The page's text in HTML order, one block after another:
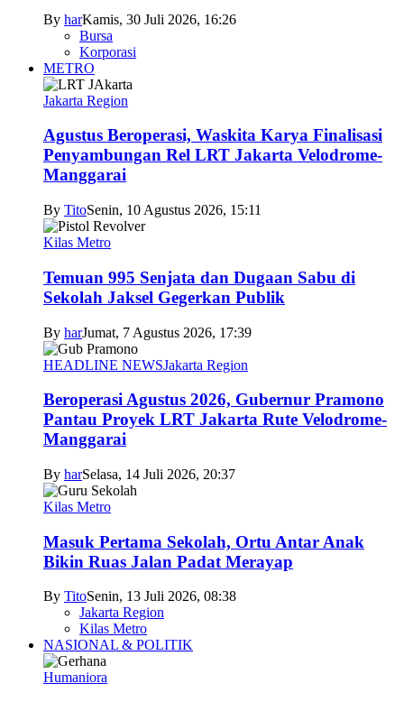
By harKamis, 30 Juli 2026, 16:26
Bursa
Korporasi
METRO
Jakarta Region
Agustus Beroperasi, Waskita Karya Finalisasi
Penyambungan Rel LRT Jakarta Velodrome-
Manggarai
By TitoSenin, 10 Agustus 2026, 15:11
Kilas Metro
Temuan 995 Senjata dan Dugaan Sabu di
Sekolah Jaksel Gegerkan Publik
By harJumat, 7 Agustus 2026, 17:39
HEADLINE NEWSJakarta Region
Beroperasi Agustus 2026, Gubernur Pramono
Pantau Proyek LRT Jakarta Rute Velodrome-
Manggarai
By harSelasa, 14 Juli 2026, 20:37
Kilas Metro
Masuk Pertama Sekolah, Ortu Antar Anak
Bikin Ruas Jalan Padat Merayap
By TitoSenin, 13 Juli 2026, 08:38
Jakarta Region
Kilas Metro
NASIONAL & POLITIK
Humaniora